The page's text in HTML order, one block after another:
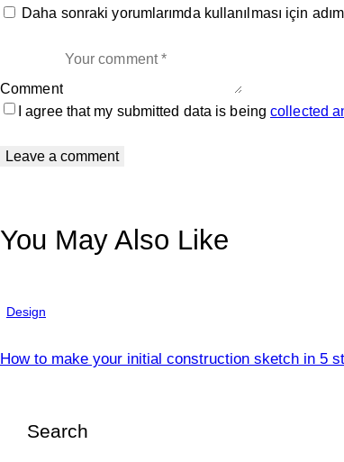
Daha sonraki yorumlarımda kullanılması için
Comment
I agree that my submitted data is beingcollected
You May Also Like
Design
How to make your initial construction sketch in 5
Search